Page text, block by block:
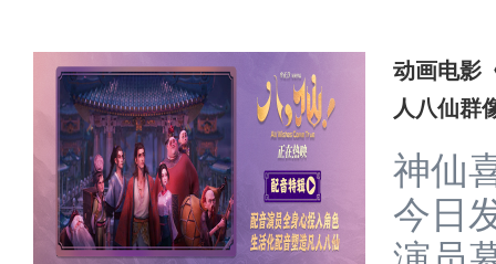
动画电影
人八仙群
神仙
今日